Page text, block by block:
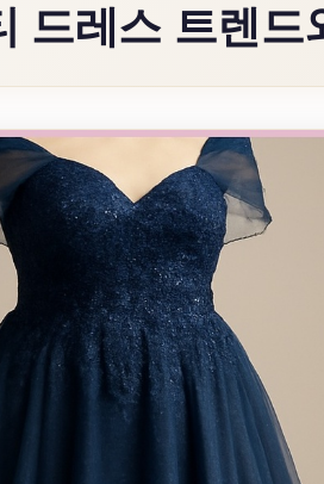
드레스 트렌드